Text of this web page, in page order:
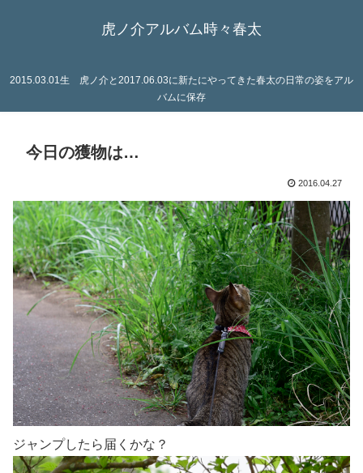
虎ノ介アルバム時々春太
2015.03.01生 虎ノ介と2017.06.03に新たにやってきた春太の日常の姿をアル
バムに保存
今日の獲物は…
2016.04.27
ジャンプしたら届くかな？